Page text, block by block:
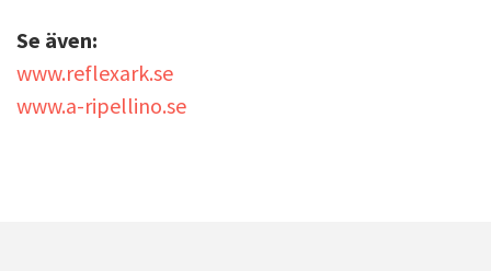
Se även:
www.reflexark.se
www.a-ripellino.se